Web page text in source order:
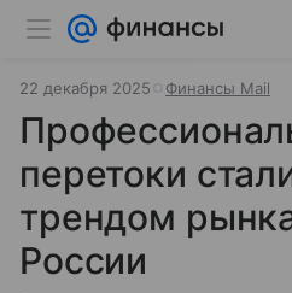
22 декабря 2025 Финансы Mail
перетоки
трендом
России